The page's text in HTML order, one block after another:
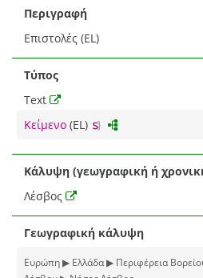
Περιγραφή
Επιστολές (EL)
Τύπος
Text
Κείμενο (EL)
Κάλυψη (γεωγραφική ή
Λέσβος
Γεωγραφική κάλυψη
Ευρώπη ▶ Ελλάδα ▶ Περιφέρεια